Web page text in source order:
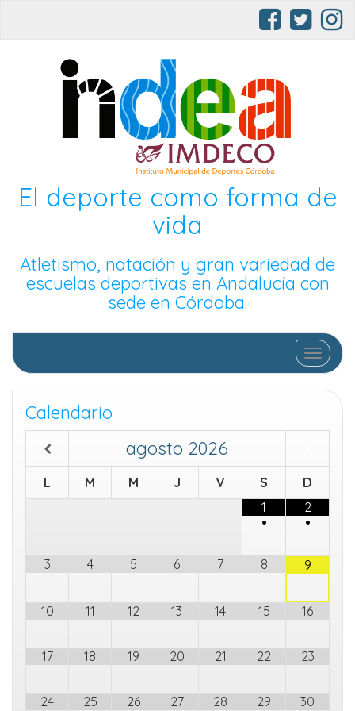
El deporte como forma de
vida
Atletismo, natación y gran variedad de
escuelas deportivas en Andalucía con
sede en Córdoba.
Calendario
agosto 2026
L M M J V S
D
1
•
2
•
3 4 5 6 7 8 9
10 11 12 13 14 15 16
17 18 19 20 21 22 23
24 25 26 27 28 29 30